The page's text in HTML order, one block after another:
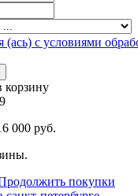
(ась) с условиями
корзину
000 руб.
покупки